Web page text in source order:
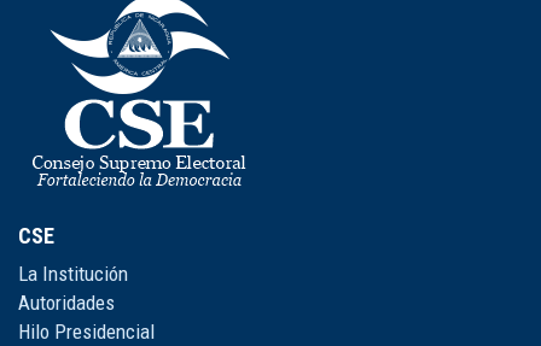
CSE
La Institución
Autoridades
Hilo Presidencial